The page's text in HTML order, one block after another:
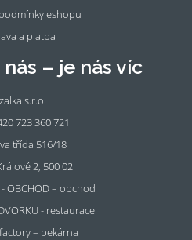
eshopu
a platba
– je nás víc
s.r.o.
723 360 721
třída 516/18
2, 500 02
- OBCHOD – obchod
- restaurace
– pekárna